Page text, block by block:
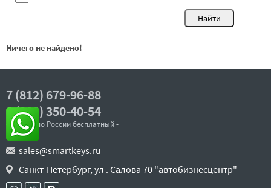
Ничего не найдено!
7 (812) 679-96-88
8 (800) 350-40-54
- звонок по России бесплатный -
sales@smartkeys.ru
Санкт-Петербург, ул . Салова 70 "автобизнесцентр"